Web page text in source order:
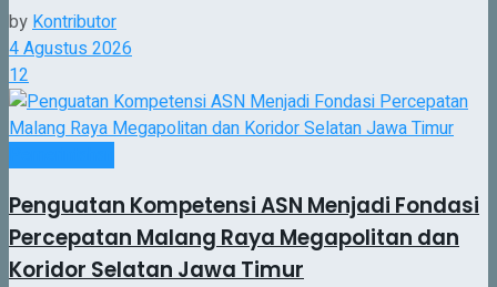
byKontributor
4 Agustus 2026
12
Penguatan Kompetensi ASN Menjadi Fondasi
Percepatan Malang Raya Megapolitan dan
Koridor Selatan Jawa Timur